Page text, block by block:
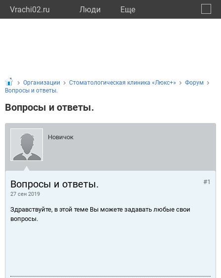
Vrachi02.ru Люди Eще
Организации Стоматологическая клиника «Люкс+»
Форум
Вопросы и ответы.
Вопросы и ответы.
Новичок
Вопросы и ответы.
27 сен 2019
#1
Здравствуйте, в этой теме Вы можете задавать любые свои
вопросы.